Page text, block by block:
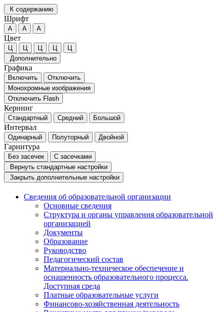
К содержанию
Шрифт
А А А
Цвет
Ц Ц Ц Ц
Ц
Дополнительно
Графика
Включить
Отключить
Монохромные изображения
Отключить Flash
Кернинг
Стандартный Средний Большой
Интервал
Одинарный Полуторный Двойной
Гарнитура
Без засечек
С засечками
Вернуть стандартные настройки
Закрыть дополнительные настройки
Сведения об образовательной организации
Основные сведения
Структура и органы управления образовательной
организацией
Документы
Образование
Руководство
Педагогический состав
Материально-техническое обеспечение и
оснащенность образовательного процесса.
Доступная среда
Платные образовательные услуги
Финансово-хозяйственная деятельность